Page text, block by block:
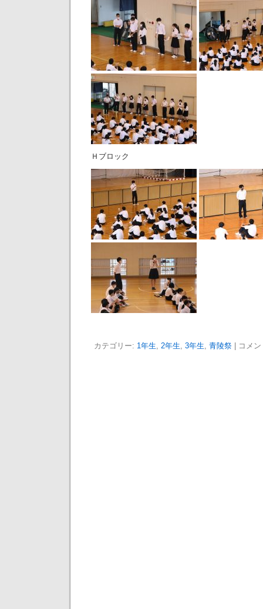
Ｈブロック
カテゴリー: 1年生, 2年生, 3年生, 青陵祭| コメ